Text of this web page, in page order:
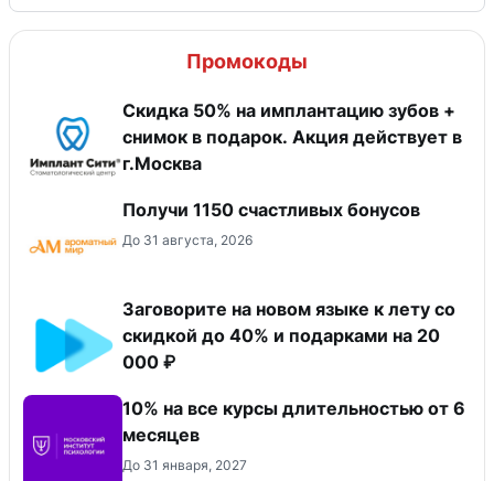
Промокоды
Скидка 50% на имплантацию зубов +
снимок в подарок. Акция действует в
г.Москва
Получи 1150 счастливых бонусов
До 31 августа, 2026
Заговорите на новом языке к лету со
скидкой до 40% и подарками на 20
000 ₽
10% на все курсы длительностью от 6
месяцев
До 31 января, 2027